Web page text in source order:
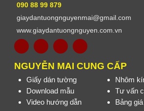
090 88 99 879
giaydantuongnguyenmai@gmail.com
www.giaydantuongnguyen.com.vn
NGUYỄN MAI CUNG CẤP
Giấy dán tường
Nhôm
Download mẫu
Tư vấn
Video hướng dẫn
Bảng